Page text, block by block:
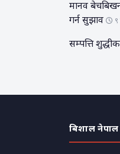
मानव
गर्न सुझाव
९
सम्पत्ति
बिशाल नेपाल